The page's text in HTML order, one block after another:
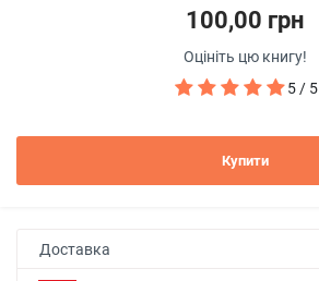
100,00 грн
Оцініть цю книгу!
5 / 5
Купити
Доставка